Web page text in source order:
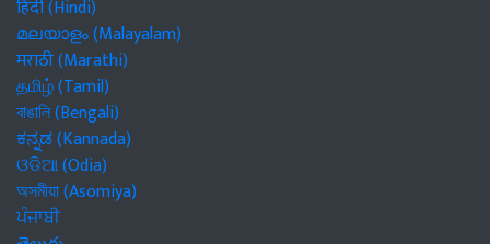
हिंदी (Hindi)
മലയാളം (Malayalam)
मराठी (Marathi)
தமிழ் (Tamil)
বাঙালি (Bengali)
ಕನ್ನಡ (Kannada)
ଓଡିଆ (Odia)
অসমীয়া (Asomiya)
ਪੰਜਾਬੀ